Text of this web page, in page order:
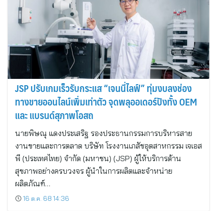
JSP ปรับเกมเร็วรับกระแส “เจนนี่ไลฟ์” ทุ่มงบลงช่อง
ทางขายออนไลน์เพิ่มเท่าตัว จุดพลุออเดอร์ปังทั้ง OEM
และ แบรนด์สุภาพโอสถ
นายพิษณุ แดงประเสริฐ รองประธานกรรมการบริหารสาย
งานขายและการตลาด บริษัท โรงงานเภสัชอุตสาหกรรม เจเอส
พี (ประเทศไทย) จำกัด (มหาชน) (JSP) ผู้ให้บริการด้าน
สุขภาพอย่างครบวงจร ผู้นำในการผลิตและจำหน่าย
ผลิตภัณฑ์…
16 ต.ค. 68 14:36